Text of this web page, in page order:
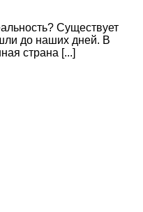
Существует
до наших дней. В
страна [...]